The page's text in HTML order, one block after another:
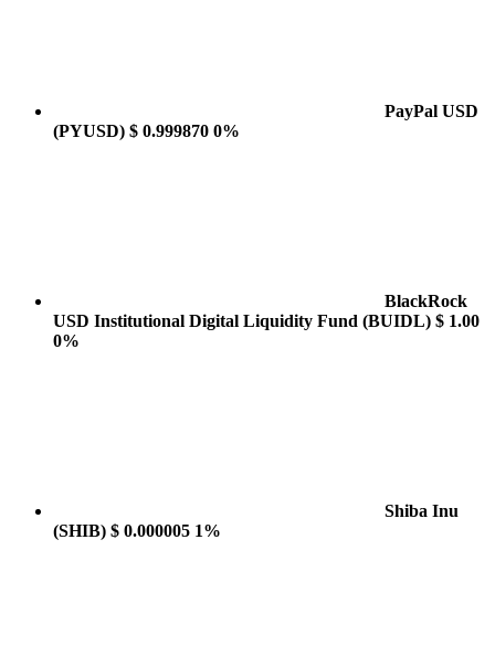
PayPal USD
(PYUSD) $ 0.999870 0%
BlackRock
USD Institutional Digital Liquidity Fund (BUIDL) $ 1.00
0%
Shiba Inu
(SHIB) $ 0.000005 1%